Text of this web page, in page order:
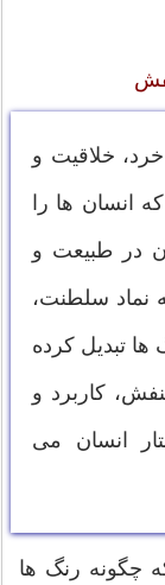
خلاقیت و
انسان ها را
در طبیعت و
نماد سلطنت،
تبدیل کرده
کاربرد و
انسان می
چگونه رنگ ها